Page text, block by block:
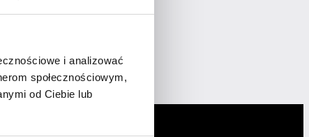
i analizować
społecznościowym,
od Ciebie lub